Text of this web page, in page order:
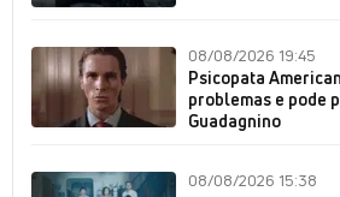
08/08/2026 19:45
Psicopata
problemas e pode
Guadagnino
08/08/2026 15:38